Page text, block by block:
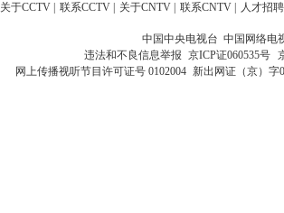
关于CCTV 联系CCTV 关于CNTV 联系CNTV 人才招聘
中国中央电视台 中国网络电
违法和不良信息举报 京ICP证060535号
网上传播视听节目许可证号 0102004 新出网证（京）